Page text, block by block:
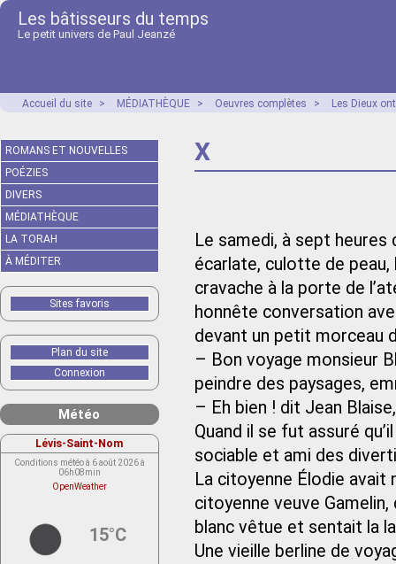
Les bâtisseurs du temps
Le petit univers de Paul Jeanzé
Accueil du site > MÉDIATHÈQUE > Oeuvres complètes > Les Dieux
X
Le samedi, à sept
écarlate, culotte de
cravache à la porte de
honnête conversation
devant un petit morceau
– Bon voyage monsieur
peindre des paysages,
– Eh bien ! dit Jean
Quand il se fut assuré
sociable et ami des
La citoyenne Élodie
citoyenne veuve
blanc vêtue et sentait la
Une vieille berline de
ROMANS ET NOUVELLES
POÉZIES
DIVERS
MÉDIATHÈQUE
LA TORAH
À MÉDITER
Sites favoris
Plan du site
Connexion
Météo
Lévis-Saint-Nom
Conditions météo à 6 août 2026 à
06h08min
OpenWeather
15°C